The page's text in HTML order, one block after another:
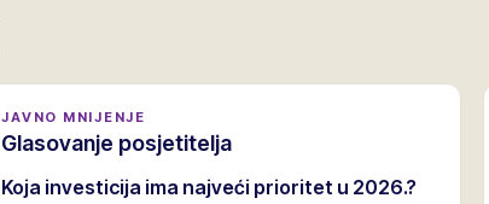
JAVNO MNIJENJE
Glasovanje posjetitelja
Koja investicija ima najveći prioritet u 2026.?